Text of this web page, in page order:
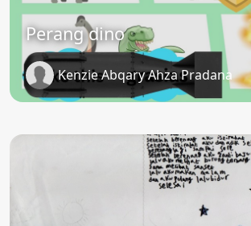
Perang dino
Kenzie Abqary Ahza Pradana